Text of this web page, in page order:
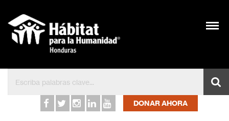
Inicio – Hábitat para la
DONAR AHORA